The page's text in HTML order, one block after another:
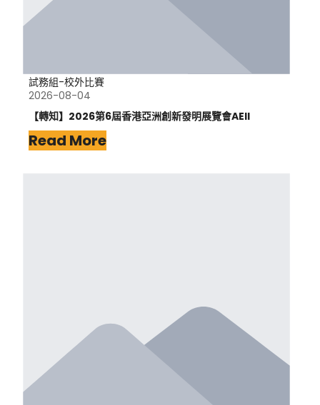
試務組-校外比賽
2026-08-04
【轉知】2026第6屆香港亞洲創新發明展覽會AEII
Read More